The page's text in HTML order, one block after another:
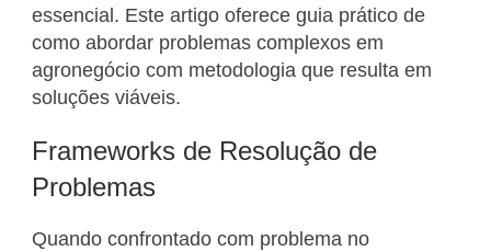
essencial. Este artigo oferece guia prático de
como abordar problemas complexos em
agronegócio com metodologia que resulta em
soluções viáveis.
Frameworks de Resolução de
Problemas
Quando confrontado com problema no